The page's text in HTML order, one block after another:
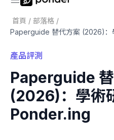
首頁 / 部落格 /
Paperguide 替代方案 (2026)：
產品評測
Paperguide
(2026)：學術
Ponder.ing